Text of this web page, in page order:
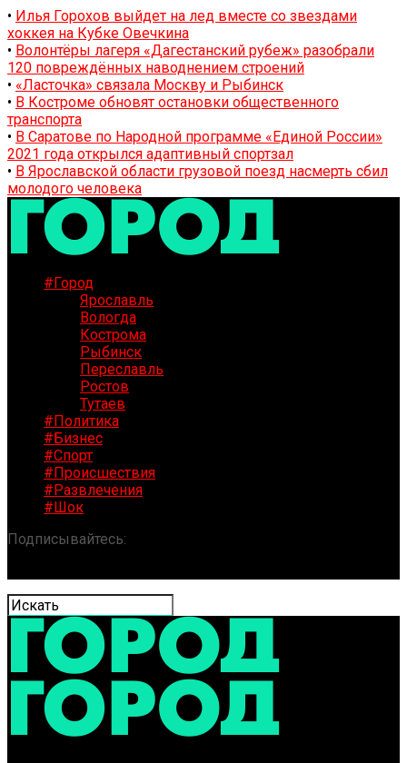
• Илья Горохов выйдет на лед вместе со звездами
хоккея на Кубке Овечкина
• Волонтёры лагеря «Дагестанский рубеж» разобрали
120 повреждённых наводнением строений
• «Ласточка» связала Москву и Рыбинск
• В Костроме обновят остановки общественного
транспорта
• В Саратове по Народной программе «Единой России»
2021 года открылся адаптивный спортзал
• В Ярославской области грузовой поезд насмерть сбил
молодого человека
#Город
Ярославль
Вологда
Кострома
Рыбинск
Переславль
Ростов
Тутаев
#Политика
#Бизнес
#Спорт
#Происшествия
#Развлечения
#Шок
Подписывайтесь: